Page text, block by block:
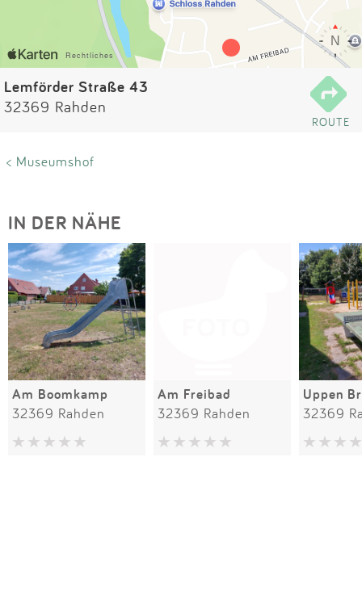
Impressum
Anmelden
Lemförder Straße 43
32369 Rahden
ROUTE
< Museumshof
IN DER NÄHE
Am Boomkamp
32369 Rahden
Am Freibad
32369 Rahden
Uppen
32369